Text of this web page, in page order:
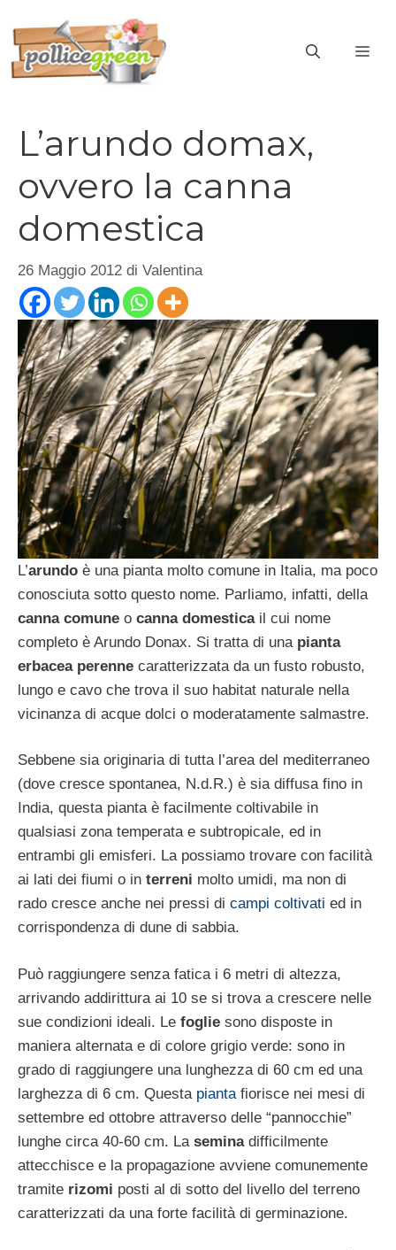
contenuto
L’arundo domax,
ovvero la canna
domestica
26 Maggio 2012 di Valentina
L’arundo è una pianta molto comune in Italia, ma poco
conosciuta sotto questo nome. Parliamo, infatti, della
canna comune o canna domesticail cui nome
completo è Arundo Donax. Si tratta di una pianta
erbacea perenne caratterizzata da un fusto robusto,
lungo e cavo che trova il suo habitat naturale nella
vicinanza di acque dolci o moderatamente salmastre.
Sebbene sia originaria di tutta l’area del mediterraneo
(dove cresce spontanea, N.d.R.) è sia diffusa fino in
India, questa pianta è facilmente coltivabile in
qualsiasi zona temperata e subtropicale, ed in
entrambi gli emisferi. La possiamo trovare con facilità
ai lati dei fiumi o in terreni molto umidi, ma non di
rado cresce anche nei pressi di campi coltivati ed in
corrispondenza di dune di sabbia.
Può raggiungere senza fatica i 6 metri di altezza,
arrivando addirittura ai 10 se si trova a crescere nelle
sue condizioni ideali. Le foglie sono disposte in
maniera alternata e di colore grigio verde: sono in
grado di raggiungere una lunghezza di 60 cm ed una
larghezza di 6 cm. Questa piantafiorisce nei mesi di
settembre ed ottobre attraverso delle “pannocchie”
lunghe circa 40-60 cm. La seminadifficilmente
attecchisce e la propagazione avviene comunemente
tramite rizomi posti al di sotto del livello del terreno
caratterizzati da una forte facilità di germinazione.